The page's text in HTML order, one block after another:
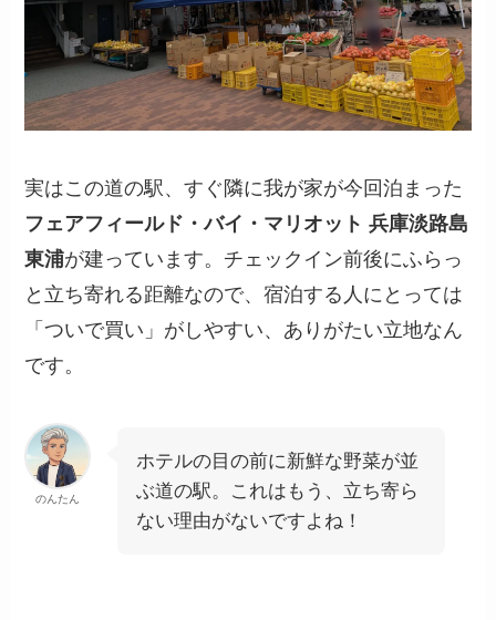
実はこの道の駅、すぐ隣に我が家が今回泊まった
フェアフィールド・バイ・マリオット 兵庫淡路島
東浦が建っています。チェックイン前後にふらっ
と立ち寄れる距離なので、宿泊する人にとっては
「ついで買い」がしやすい、ありがたい立地なん
です。
のんたん
ホテルの目の前に新鮮な野菜が並
ぶ道の駅。これはもう、立ち寄ら
ない理由がないですよね！